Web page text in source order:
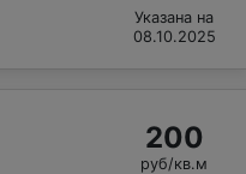
Указана на
08.10.2025
200
руб/кв.м